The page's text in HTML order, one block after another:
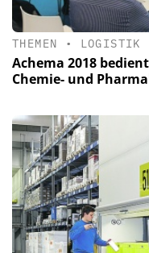
THEMEN • LOGISTIK
Achema 2018
Chemie- und